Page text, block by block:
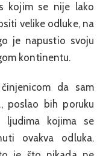
kojim se nije lako
velike odluke, na
je napustio svoju
kontinentu.
da sam
poslao bih poruku
ljudima kojima se
ovakva odluka.